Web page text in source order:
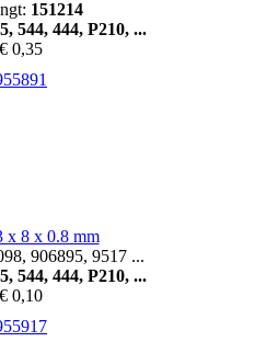
151214
544, 444, P210, ...
€ 0,35
x 8 x 0.8 mm
906895, 9517 ...
544, 444, P210, ...
€ 0,10